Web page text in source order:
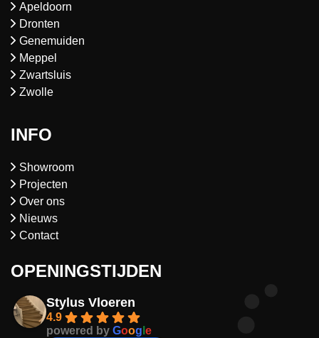
Apeldoorn
Dronten
Genemuiden
Meppel
Zwartsluis
Zwolle
INFO
Showroom
Projecten
Over ons
Nieuws
Contact
OPENINGSTIJDEN
Stylus Vloeren
4.9
powered by Goog e